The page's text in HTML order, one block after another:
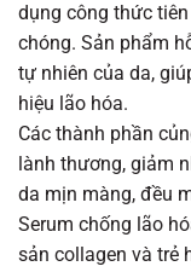
dụng công thức
chóng. Sản phẩm
tự nhiên của da,
hiệu lão hóa.
Các thành phần
lành thương, giảm
da mịn màng, đều
Serum chống lão
sản collagen và trẻ